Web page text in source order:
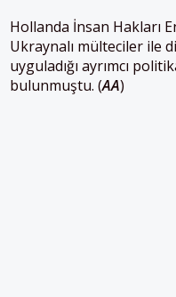
Hollanda İnsan Hakları
Ukraynalı mülteciler ile
uyguladığı ayrımcı
bulunmuştu. (AA)